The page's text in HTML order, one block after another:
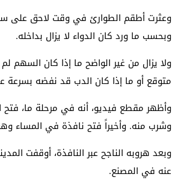
وعثرت أطقم الطوارئ في وقت لاحق على
وبحسب ما ورد كان الدواء لا يزال بداخله.
ولا يزال من غير الواضح ما إذا كان السهم
متوقع أو ما إذا كان الدب قد نفضه
وأظهر مقطع فيديو، أنه في مرحلة ما، فتح
وشرب منه. وأخيراً فتح نافذة في المساء
وبعد هروبه الناجح عبر النافذة، أوقفت
عنه في المصنع.